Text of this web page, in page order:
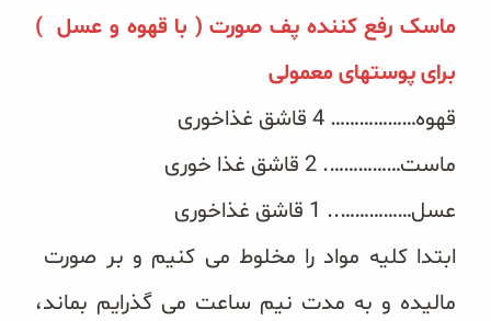
ماسک رفع کننده پف صورت ( با قهوه و عسل )
برای پوستهای معمولی
قهوه……………… 4 قاشق غذاخوری
ماست……………. 2 قاشق غذا خوری
عسل…………….. 1 قاشق غذاخوری
ابتدا کلیه مواد را مخلوط می کنیم و بر صورت
مالیده و به مدت نیم ساعت می گذرایم بماند،